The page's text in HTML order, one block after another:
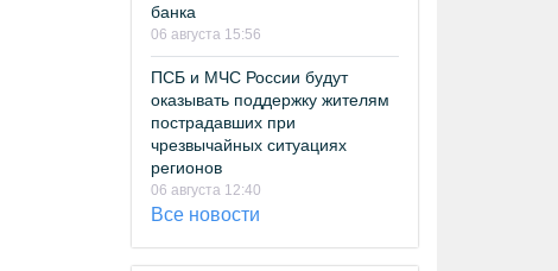
банка
06 августа 15:56
ПСБ и МЧС России будут
оказывать поддержку жителям
пострадавших при
чрезвычайных ситуациях
регионов
06 августа 12:40
Все новости